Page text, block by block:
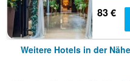
83 €
Weitere Hotels in der